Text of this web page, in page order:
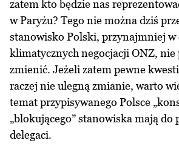
zatem kto będzie nas
w Paryżu? Tego nie można dziś
stanowisko Polski, przynajmniej w
klimatycznych negocjacji ONZ, nie
zmienić. Jeżeli zatem pewne
raczej nie ulegną zmianie, warto
temat przypisywanego Polsce
„blokującego” stanowiska mają do
delegaci.